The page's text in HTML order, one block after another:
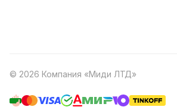
© 2026 Компания «Миди ЛТД»